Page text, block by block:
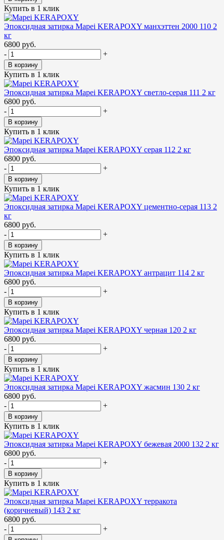
Купить в 1 клик
Эпоксидная затирка Mapei KERAPOXY манхэттен 2000 110 2
кг
6800 руб.
-
+
В корзину
Купить в 1 клик
Эпоксидная затирка Mapei KERAPOXY светло-серая 111 2 кг
6800 руб.
-
+
В корзину
Купить в 1 клик
Эпоксидная затирка Mapei KERAPOXY серая 112 2 кг
6800 руб.
-
+
В корзину
Купить в 1 клик
Эпоксидная затирка Mapei KERAPOXY цементно-серая 113 2
кг
6800 руб.
-
+
В корзину
Купить в 1 клик
Эпоксидная затирка Mapei KERAPOXY антрацит 114 2 кг
6800 руб.
-
+
В корзину
Купить в 1 клик
Эпоксидная затирка Mapei KERAPOXY черная 120 2 кг
6800 руб.
-
+
В корзину
Купить в 1 клик
Эпоксидная затирка Mapei KERAPOXY жасмин 130 2 кг
6800 руб.
-
+
В корзину
Купить в 1 клик
Эпоксидная затирка Mapei KERAPOXY бежевая 2000 132 2 кг
6800 руб.
-
+
В корзину
Купить в 1 клик
Эпоксидная затирка Mapei KERAPOXY терракота
(коричневый) 143 2 кг
6800 руб.
-
+